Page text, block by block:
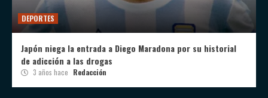
DEPORTES
Japón niega la entrada a Diego Maradona por su historial
de adicción a las drogas
3 años hace Redacción